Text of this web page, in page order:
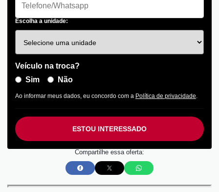
Escolha a unidade:
Veículo na troca?
Sim
Não
Ao informar meus dados, eu concordo com a Política de privacidade
ESTOU INTERESSADO
Compartilhe essa oferta: